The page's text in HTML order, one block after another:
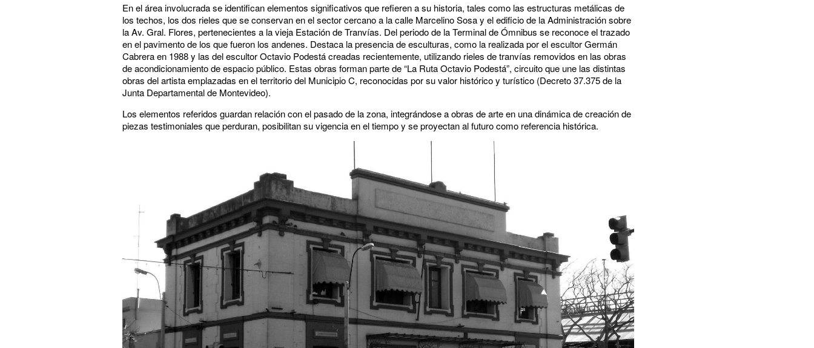
En el área involucrada se identifican elementos significativos que refieren a su historia, tales como las estructuras metálicas de
los techos, los dos rieles que se conservan en el sector cercano a la calle Marcelino Sosa y el edificio de la Administración sobre
la Av. Gral. Flores, pertenecientes a la vieja Estación de Tranvías. Del periodo de la Terminal de Ómnibus se reconoce el trazado
en el pavimento de los que fueron los andenes. Destaca la presencia de esculturas, como la realizada por el escultor Germán
Cabrera en 1988 y las del escultor Octavio Podestá creadas recientemente, utilizando rieles de tranvías removidos en las obras
de acondicionamiento de espacio público. Estas obras forman parte de “La Ruta Octavio Podestá”, circuito que une las distintas
obras del artista emplazadas en el territorio del Municipio C, reconocidas por su valor histórico y turístico (Decreto 37.375 de la
Junta Departamental de Montevideo).
Los elementos referidos guardan relación con el pasado de la zona, integrándose a obras de arte en una dinámica de creación de
piezas testimoniales que perduran, posibilitan su vigencia en el tiempo y se proyectan al futuro como referencia histórica.